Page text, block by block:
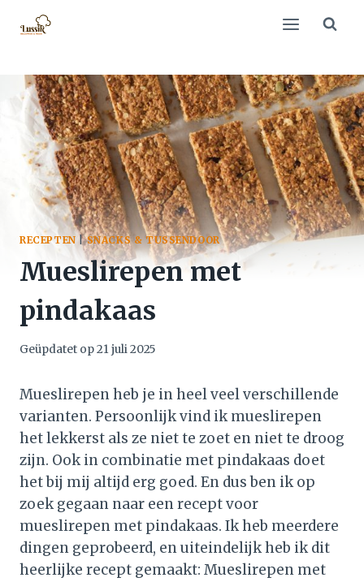
naar
RECEPTEN |SNACKS & TUSSENDOOR
Mueslirepen met
pindakaas
Geüpdatet op21 juli 2025
Mueslirepen heb je in heel veel verschillende
varianten. Persoonlijk vind ik mueslirepen
het lekkerst als ze niet te zoet en niet te droog
zijn. Ook in combinatie met pindakaas doet
het bij mij altijd erg goed. En dus ben ik op
zoek gegaan naar een recept voor
mueslirepen met pindakaas. Ik heb meerdere
dingen geprobeerd, en uiteindelijk heb ik dit
heerlijke recept gemaakt: Mueslirepen met